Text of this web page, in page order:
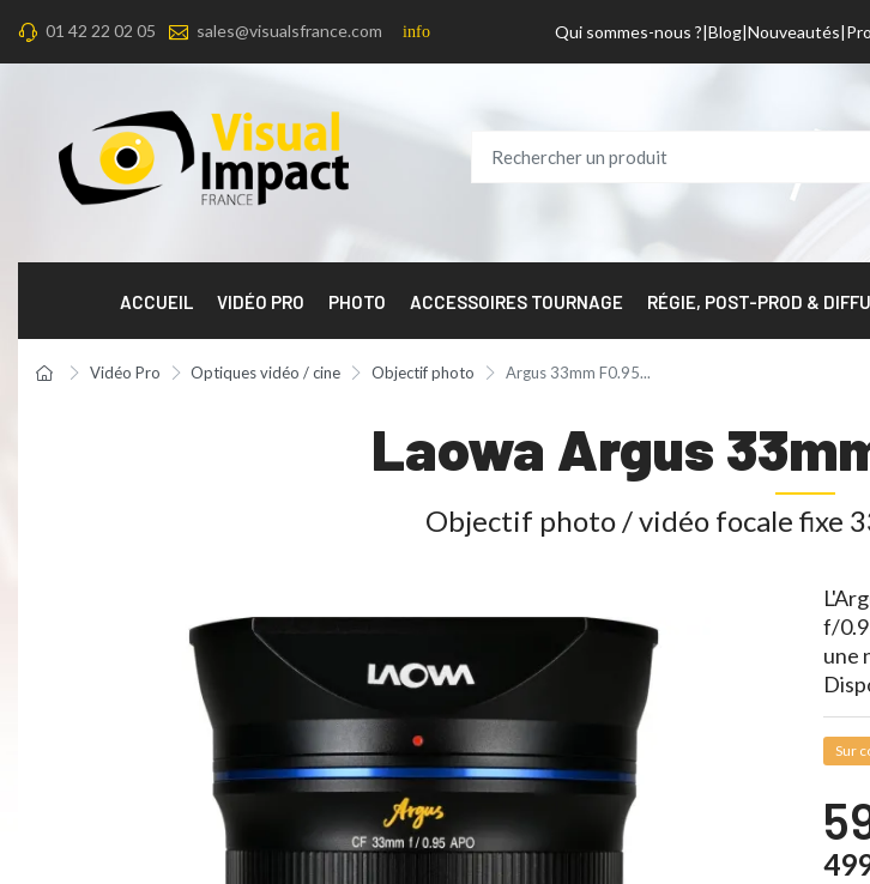
01 42 22 02 05 sales@visualsfrance.com info Qui sommes-nous ? Blog Nouveautés
ACCUEIL VIDÉO PRO PHOTO ACCESSOIRES TOURNAGE RÉGIE, POST-PROD &
Vidéo Pro Optiques vidéo / cine Objectif photo Argus 33mm F0.95...
Laowa Argus
Objectif photo / vidéo focale fixe
f/
une
Sur